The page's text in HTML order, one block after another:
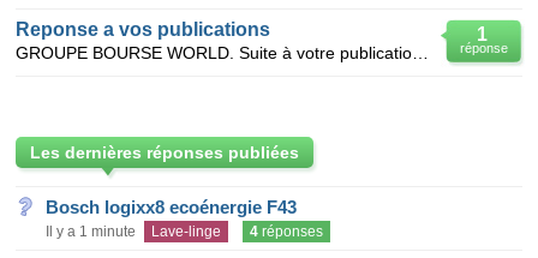
1
réponse
Reponse a vos publications
Les dernières réponses publiées
Bosch logixx8 ecoénergie F43
Il y a 1 minute Lave-linge 4 réponses